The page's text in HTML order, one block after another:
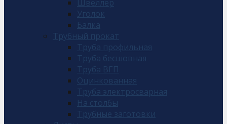
Швеллер
Уголок
Балка
Трубный прокат
Труба профильная
Труба бесшовная
Труба ВГП
Оцинкованная
Труба электросварная
На столбы
Трубные заготовки